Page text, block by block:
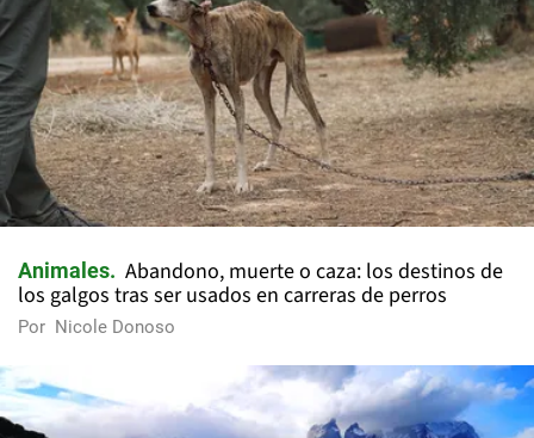
Animales
Abandono, muerte o caza: los destinos de
los galgos tras ser usados en carreras de perros
Por Nicole Donoso